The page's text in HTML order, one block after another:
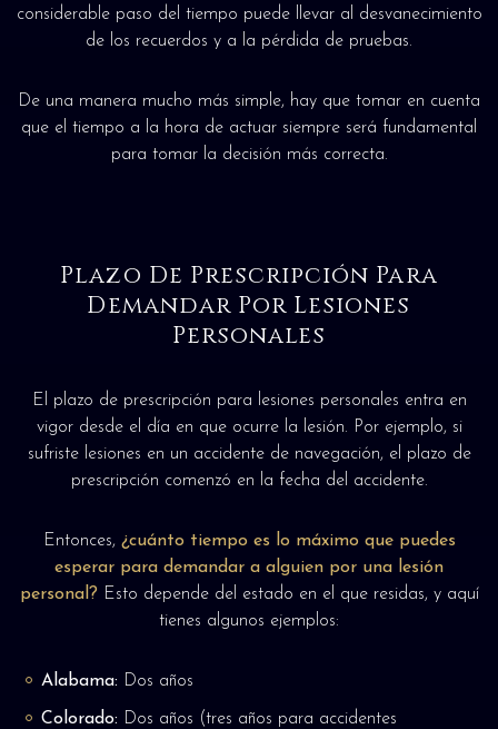
considerable paso del tiempo puede llevar al desvanecimiento
de los recuerdos y a la pérdida de pruebas.
De una manera mucho más simple, hay que tomar en cuenta
que el tiempo a la hora de actuar siempre será fundamental
para tomar la decisión más correcta.
Plazo De Prescripción Para
Demandar Por Lesiones
Personales
El plazo de prescripción para lesiones personales entra en
vigor desde el día en que ocurre la lesión. Por ejemplo, si
sufriste lesiones en un accidente de navegación, el plazo de
prescripción comenzó en la fecha del accidente.
Entonces, ¿cuánto tiempo es lo máximo que puedes
esperar para demandar a alguien por una lesión
personal?Esto depende del estado en el que residas, y aquí
tienes algunos ejemplos:
Alabama: Dos años
Colorado: Dos años (tres años para accidentes